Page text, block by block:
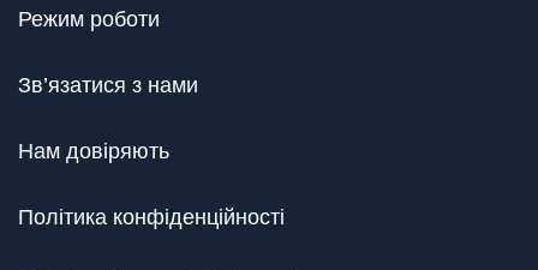
Режим роботи
Зв’язатися з нами
Нам довіряють
Політика конфіденційності